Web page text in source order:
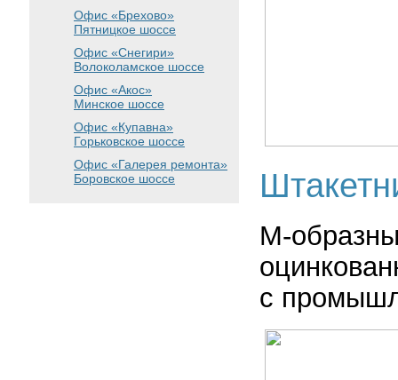
Офис «Брехово»
Пятницкое шоссе
Офис «Снегири»
Волоколамское шоссе
Офис «Акос»
Минское шоссе
Офис «Купавна»
Горьковское шоссе
Офис «Галерея ремонта»
Боровское шоссе
М-
с